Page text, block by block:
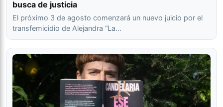
busca de justicia
El próximo 3 de agosto comenzará un nuevo juicio por el
transfemicidio de Alejandra “La…